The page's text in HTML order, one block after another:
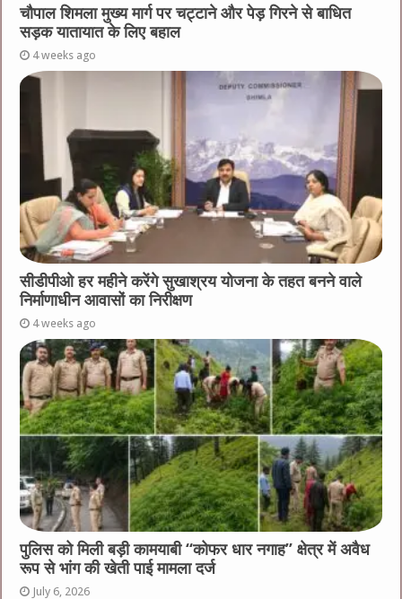
चौपाल शिमला मुख्य मार्ग पर चट्टाने और पेड़ गिरने से बाधित
सड़क यातायात के लिए बहाल
4 weeks ago
सीडीपीओ हर महीने करेंगे सुखाश्रय योजना के तहत बनने वाले
निर्माणाधीन आवासों का निरीक्षण
4 weeks ago
पुलिस को मिली बड़ी कामयाबी “कोफर धार नगाह” क्षेत्र में अवैध
रूप से भांग की खेती पाई मामला दर्ज
July 6, 2026